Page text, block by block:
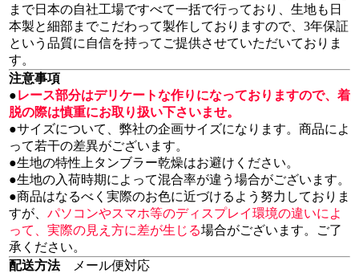
まで日本の自社工場ですべて一括で行っており、生地も日
本製と細部までこだわって製作しておりますので、3年保証
という品質に自信を持ってご提供させていただいておりま
す。
注意事項
●レース部分はデリケートな作りになっておりますので、着
脱の際は慎重にお取り扱い下さいませ。
●サイズについて、弊社の企画サイズになります。商品によ
って若干の差異がございます。
●生地の特性上タンブラー乾燥はお避けください。
●生地の入荷時期によって混合率が違う場合がございます。
●商品はなるべく実際のお色に近づけるよう努力しておりま
すが、 パソコンやスマホ等のディスプレイ環境の違いによ
って、実際の見え方に差が生じる場合がございます。ご了
承ください。
配送方法メール便対応